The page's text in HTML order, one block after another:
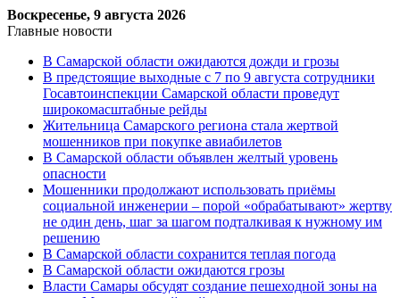
Воскресенье, 9 августа 2026
Главные новости
В Самарской области ожидаются дожди и грозы
В предстоящие выходные с 7 по 9 августа сотрудники
Госавтоинспекции Самарской области проведут
широкомасштабные рейды
Жительница Самарского региона стала жертвой
мошенников при покупке авиабилетов
В Самарской области объявлен желтый уровень
опасности
Мошенники продолжают использовать приёмы
социальной инженерии – порой «обрабатывают» жертву
не один день, шаг за шагом подталкивая к нужному им
решению
В Самарской области сохранится теплая погода
В Самарской области ожидаются грозы
Власти Самары обсудят создание пешеходной зоны на